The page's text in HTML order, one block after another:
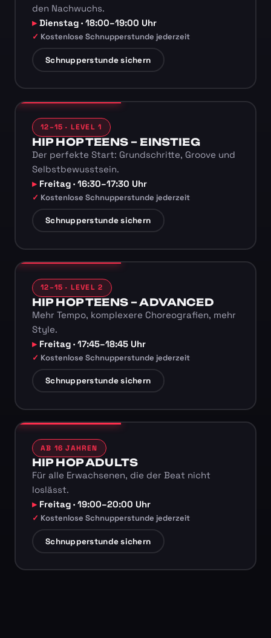
den Nachwuchs.
Dienstag · 18:00–19:00 Uhr
Kostenlose Schnupperstunde jederzeit
Schnupperstunde sichern
12–15 · LEVEL 1
HIP HOP TEENS – EINSTIEG
Der perfekte Start: Grundschritte, Groove und
Selbstbewusstsein.
Freitag · 16:30–17:30 Uhr
Kostenlose Schnupperstunde jederzeit
Schnupperstunde sichern
12–15 · LEVEL 2
HIP HOP TEENS – ADVANCED
Mehr Tempo, komplexere Choreografien, mehr
Style.
Freitag · 17:45–18:45 Uhr
Kostenlose Schnupperstunde jederzeit
Schnupperstunde sichern
AB 16 JAHREN
HIP HOP ADULTS
Für alle Erwachsenen, die der Beat nicht
loslässt.
Freitag · 19:00–20:00 Uhr
Kostenlose Schnupperstunde jederzeit
Schnupperstunde sichern